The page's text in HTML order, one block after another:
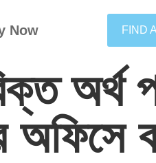
Now FIND
অর্থ